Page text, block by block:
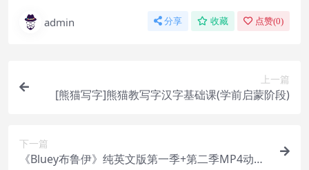
admin 分享 收藏 点赞(0)
上一篇
[熊猫写字]熊猫教写字汉字基础课(学前启蒙阶段)
下一篇
《Bluey布鲁伊》纯英文版第一季+第二季MP4动画